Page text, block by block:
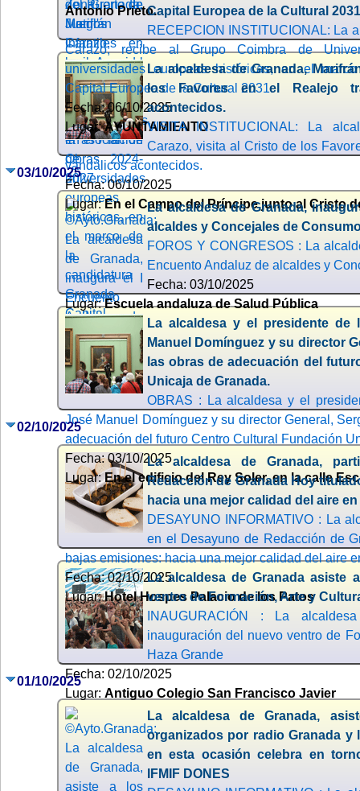
Antonio Prieto.Capital Europea de la Cultural
RECEPCION INSTITUCIONAL: La
Carazo, recibe al Grupo Coimbra de
universidades europeas históricas, en el
Capital Europea de la Cultural 2031.
Fecha: 06/10/2025
Lugar:AYUNTAMIENTO
La alcaldesa de Granada,
los Favores en el Realejo
acontecidos.
VISITA INSTITUCIONAL: La
Carazo, visita al Cristo de los
vandálicos acontecidos.
Fecha: 06/10/2025
Lugar:En el Campo del Príncipe junto al Cristo
03/10/2025
La alcaldesa de Granada,
alcaldes y Concejales de
FOROS Y CONGRESOS : La
Encuento Andaluz de alcaldes y
Fecha: 03/10/2025
Lugar:Escuela andaluza de Salud Pública
La alcaldesa y el presidente de
Manuel Domínguez y su director
las obras de adecuación del
Unicaja de Granada.
OBRAS : La alcaldesa y el
José Manuel Domínguez y su director General,
adecuación del futuro Centro Cultural Fundación
Fecha: 03/10/2025
Lugar:En el edificio del Rey Soler, en la calle
02/10/2025
La alcaldesa de Granada,
Redacción de Granada Hoy
hacia una mejor calidad del aire
DESAYUNO INFORMATIVO : La
en el Desayuno de Redacción de
bajas emisiones: hacia una mejor calidad del aire
Fecha: 02/10/2025
Lugar:Hotel Hospes Palacio de los Patos
La alcaldesa de Granada asiste
ventro de Formación, Arte y
INAUGURACIÓN : La
inauguración del nuevo ventro de
Haza Grande
Fecha: 02/10/2025
Lugar: Antiguo Colegio San Francisco Javier
01/10/2025
La alcaldesa de Granada,
organizados por radio Granada y
en esta ocasión celebra en
IFMIF DONES